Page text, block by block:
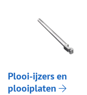
Plooi-ijzers en
plooiplaten